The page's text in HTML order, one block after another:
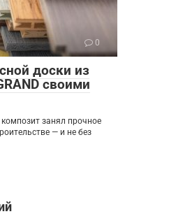
0
доски из
своими
занял прочное
— и не без